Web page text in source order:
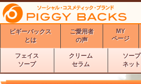
ピギーバックス
とは
ご愛用者
の声
MY
ページ
フェイス
ソープ
クリーム
セラム
ソープ
ネット